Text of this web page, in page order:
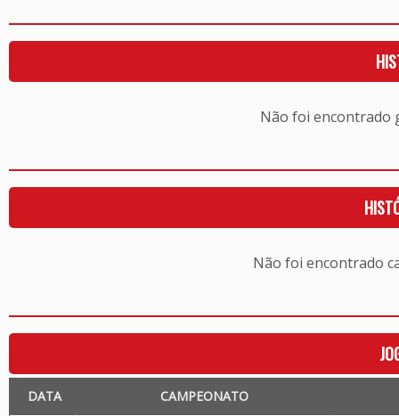
Não foi encontrado
Não foi encontrado
DATA CAMPEONATO